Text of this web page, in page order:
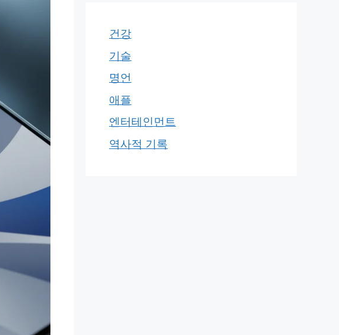
건강
기술
명언
애플
엔터테인먼트
역사적 기록